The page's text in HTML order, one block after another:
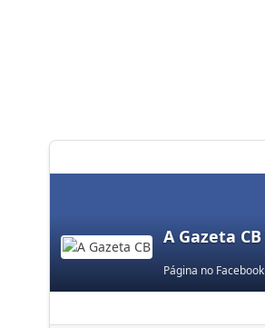
A Gazeta CB
Página no Facebook